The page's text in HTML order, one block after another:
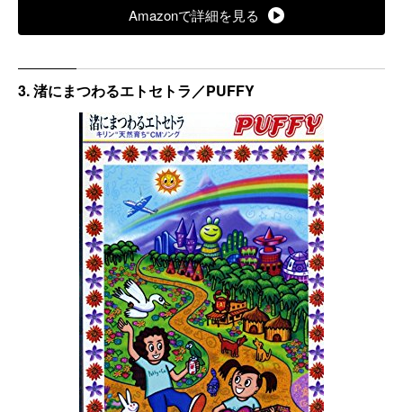
Amazonで詳細を見る
3. 渚にまつわるエトセトラ／PUFFY